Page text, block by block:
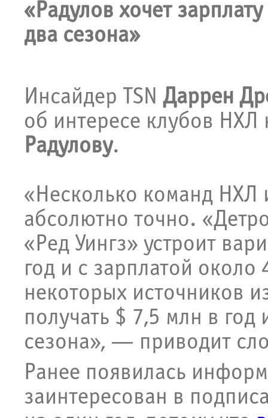
«Радулов хочет
два сезона»
Инсайдер TSN Даррен
об интересе клубов
Радулову.
«Несколько команд НХЛ
абсолютно точно.
«Ред Уингз» устроит
год и с зарплатой
некоторых источников
получать $ 7,5 млн в год
сезона», — приводит
Ранее появилась
заинтересован в